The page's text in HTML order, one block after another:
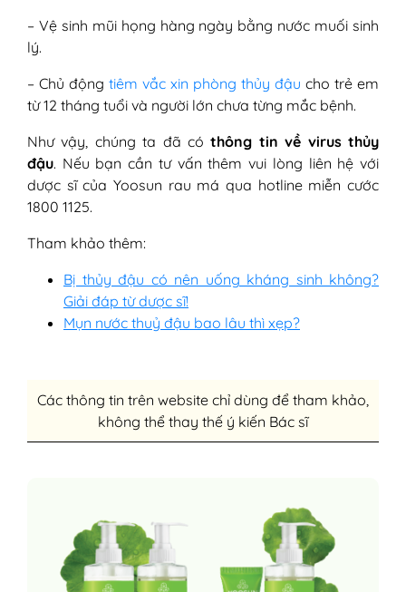
– Vệ sinh mũi họng hàng ngày bằng nước muối sinh
lý.
– Chủ động tiêm vắc xin phòng thủy đậu cho trẻ em
từ 12 tháng tuổi và người lớn chưa từng mắc bệnh.
Như vậy, chúng ta đã có thông tin về virus thủy
đậu. Nếu bạn cần tư vấn thêm vui lòng liên hệ với
dược sĩ của Yoosun rau má qua hotline miễn cước
1800 1125.
Tham khảo thêm:
Bị thủy đậu có nên uống kháng sinh không?
Giải đáp từ dược sĩ!
Mụn nước thuỷ đậu bao lâu thì xẹp?
Các thông tin trên website chỉ dùng để tham khảo,
không thể thay thế ý kiến Bác sĩ